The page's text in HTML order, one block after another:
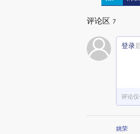
评论区 7
登录
评论
姚荣